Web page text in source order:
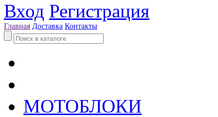
Вход Регистрация
Главная Доставка Контакты
МОТОБЛОКИ